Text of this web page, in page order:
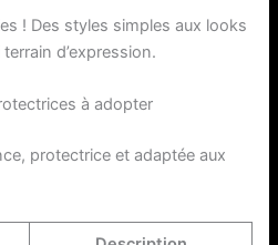
! Des styles simples aux looks
d’expression.
à adopter
protectrice et adaptée aux